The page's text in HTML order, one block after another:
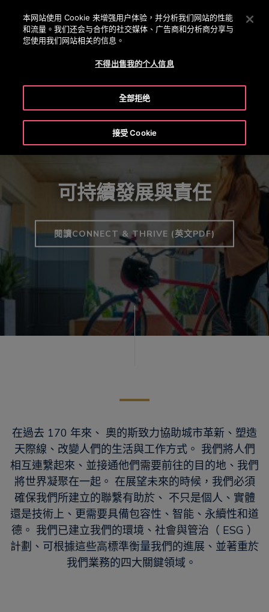
按 Enter 鍵跳至主要內容
搜
可持續發展與責任
閱讀CONNECT & THRIVE (英文PDF)
在過去 170 年來、 奧的斯致力協助城市革新、塑造
天際線、改變人們的生活與工作方式。 我們將人們
相互連繫起來、並接通他們需要前往的目的地、我們
將世界凝聚在一起。 在展望未來的時候，我們必須
確保我們所建立的聯繫有助於、 不只是個人、實體
還是技術上、更需要具備包容性、智能、永續性和道
德。 我們已建立我們的環境、社會與管治（ ESG ）
計劃、可根據這些高標準衡量我們的進展、並著重於
我們業務的四大關鍵領域。
本网站使用 Cookie 来增强用户体验，并分析我们网站的性能
和流量。我们还会与合作的社交媒体、广告商和分析商分享与
您使用我们网站相关的信息。
不得出售我的个人信息
全部拒绝
接受 Cookie